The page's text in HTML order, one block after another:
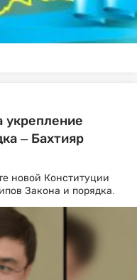
укрепление
– Бахтияр
новой Конституции
Закона и порядка.